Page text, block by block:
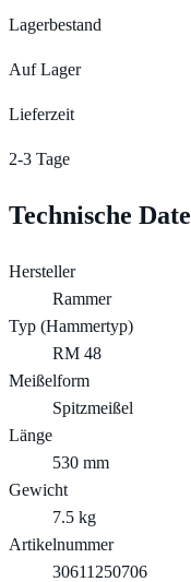
Lagerbestand
Auf Lager
Lieferzeit
2-3 Tage
Technische
Hersteller
Rammer
Typ (Hammertyp)
RM 48
Meißelform
Spitzmeißel
Länge
530 mm
Gewicht
7.5 kg
Artikelnummer
30611250706